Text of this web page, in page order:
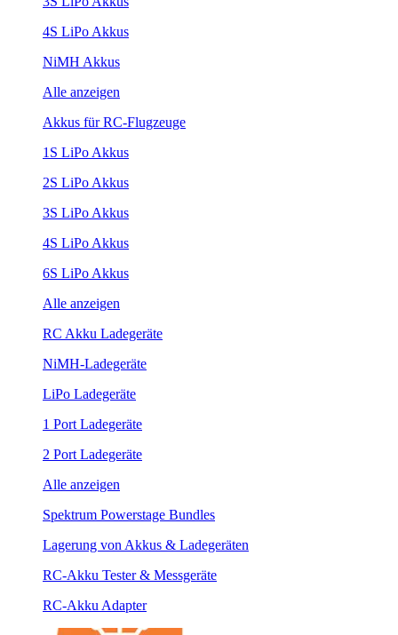
4S LiPo Akkus
NiMH Akkus
Alle anzeigen
Akkus für RC-Flugzeuge
1S LiPo Akkus
2S LiPo Akkus
3S LiPo Akkus
4S LiPo Akkus
6S LiPo Akkus
Alle anzeigen
RC Akku Ladegeräte
NiMH-Ladegeräte
LiPo Ladegeräte
1 Port Ladegeräte
2 Port Ladegeräte
Alle anzeigen
Spektrum Powerstage Bundles
Lagerung von Akkus & Ladegeräten
RC-Akku Tester & Messgeräte
RC-Akku Adapter